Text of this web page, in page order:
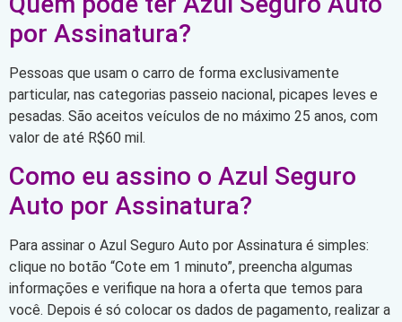
por Assinatura?
Pessoas que usam o carro de forma exclusivamente
particular, nas categorias passeio nacional, picapes leves e
pesadas. São aceitos veículos de no máximo 25 anos, com
valor de até R$60 mil.
Como eu assino o Azul Seguro
Auto por Assinatura?
Para assinar o Azul Seguro Auto por Assinatura é simples:
clique no botão “Cote em 1 minuto”, preencha algumas
informações e verifique na hora a oferta que temos para
você. Depois é só colocar os dados de pagamento, realizar a